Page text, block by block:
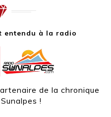
entendu à la radio
de la chronique
!